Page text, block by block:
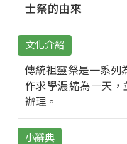
士祭的由來
文化介紹
傳統祖靈祭是一系列
作求學濃縮為一天，
辦理。
小辭典